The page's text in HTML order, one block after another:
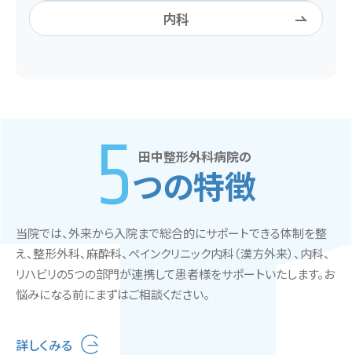
内科
田中整形外科病院の
5つの特徴
当院では、外来から入院まで総合的にサポートできる体制を整
え、整形外科、麻酔科、ペインクリニック内科（漢方外来）、内科、
リハビリの5つの部門が連携して患者様をサポートいたします。お
悩みになる前にまずはご相談ください。
詳しくみる